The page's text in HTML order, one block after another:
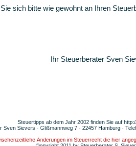
sich bitte wie gewohnt an Ihren
Ihr Steuerberater Sven
Steuertipps ab dem Jahr 2002 finden Sie auf
Sven Sievers - Glißmannweg 7 - 22457 Hamburg -
Änderungen im Steuerrecht die hier